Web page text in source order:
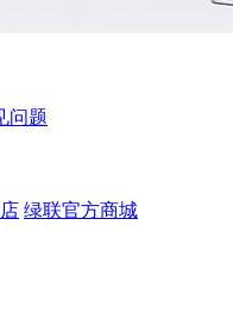
问题
绿联官方商城